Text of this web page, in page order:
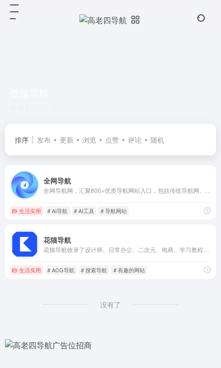
排序 发布 更新 浏览 点赞 评论 随机
全网导航
生活实用 # AI导航 # AI工具 # 导航网站
花猫导航
生活实用 # ACG导航 # 搜索导航 # 有趣的网站
没有了